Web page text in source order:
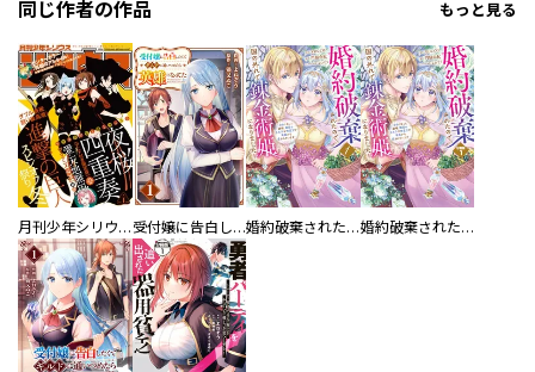
同じ作者の作品 もっと見る
月刊少年シリウス 受付嬢に告白したくてギルドに通いつめたら英雄になってた【分冊版】 婚約破棄されたので、国の外れで錬金術姫になりました！ 婚約破棄されたので、国の外れで錬金術姫になりました！ 分冊版